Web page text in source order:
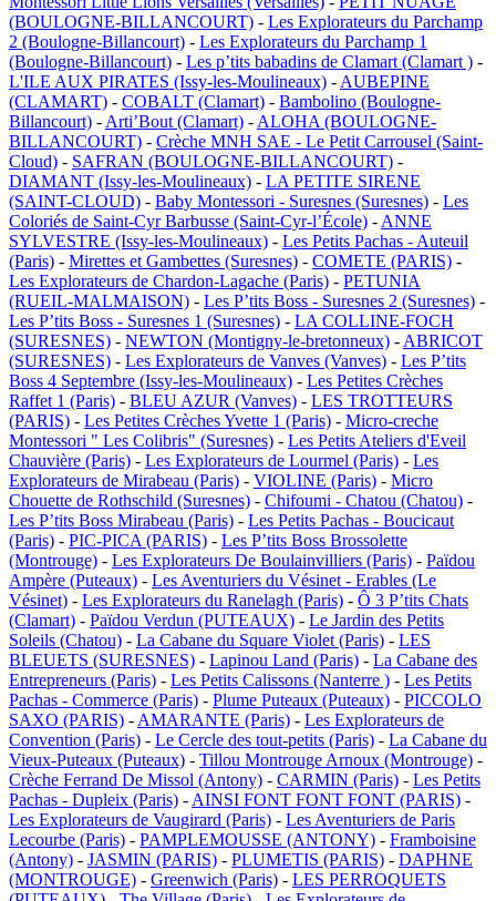
(BOULOGNE-BILLANCOURT) - Les Explorateurs du Parchamp
2 (Boulogne-Billancourt) - Les Explorateurs du Parchamp 1
(Boulogne-Billancourt) - Les p’tits babadins de Clamart (Clamart ) -
L'ILE AUX PIRATES (Issy-les-Moulineaux) - AUBEPINE
(CLAMART) - COBALT (Clamart) - Bambolino (Boulogne-
Billancourt) - Arti’Bout (Clamart) - ALOHA (BOULOGNE-
BILLANCOURT) - Crèche MNH SAE - Le Petit Carrousel (Saint-
Cloud) - SAFRAN (BOULOGNE-BILLANCOURT) -
DIAMANT (Issy-les-Moulineaux) - LA PETITE SIRENE
(SAINT-CLOUD) - Baby Montessori - Suresnes (Suresnes) - Les
Coloriés de Saint-Cyr Barbusse (Saint-Cyr-l’École) - ANNE
SYLVESTRE (Issy-les-Moulineaux) - Les Petits Pachas - Auteuil
(Paris) - Mirettes et Gambettes (Suresnes) - COMETE (PARIS) -
Les Explorateurs de Chardon-Lagache (Paris) - PETUNIA
(RUEIL-MALMAISON) - Les P’tits Boss - Suresnes 2 (Suresnes) -
Les P’tits Boss - Suresnes 1 (Suresnes) - LA COLLINE-FOCH
(SURESNES) - NEWTON (Montigny-le-bretonneux) - ABRICOT
(SURESNES) - Les Explorateurs de Vanves (Vanves) - Les P’tits
Boss 4 Septembre (Issy-les-Moulineaux) - Les Petites Crèches
Raffet 1 (Paris) - BLEU AZUR (Vanves) - LES TROTTEURS
(PARIS) - Les Petites Crèches Yvette 1 (Paris) - Micro-creche
Montessori " Les Colibris" (Suresnes) - Les Petits Ateliers d'Eveil
Chauvière (Paris) - Les Explorateurs de Lourmel (Paris) - Les
Explorateurs de Mirabeau (Paris) - VIOLINE (Paris) - Micro
Chouette de Rothschild (Suresnes) - Chifoumi - Chatou (Chatou) -
Les P’tits Boss Mirabeau (Paris) - Les Petits Pachas - Boucicaut
(Paris) - PIC-PICA (PARIS) - Les P’tits Boss Brossolette
(Montrouge) - Les Explorateurs De Boulainvilliers (Paris) - Païdou
Ampère (Puteaux) - Les Aventuriers du Vésinet - Erables (Le
Vésinet) - Les Explorateurs du Ranelagh (Paris) - Ô 3 P’tits Chats
(Clamart) - Païdou Verdun (PUTEAUX) - Le Jardin des Petits
Soleils (Chatou) - La Cabane du Square Violet (Paris) - LES
BLEUETS (SURESNES) - Lapinou Land (Paris) - La Cabane des
Entrepreneurs (Paris) - Les Petits Calissons (Nanterre ) - Les Petits
Pachas - Commerce (Paris) - Plume Puteaux (Puteaux) - PICCOLO
SAXO (PARIS) - AMARANTE (Paris) - Les Explorateurs de
Convention (Paris) - Le Cercle des tout-petits (Paris) - La Cabane du
Vieux-Puteaux (Puteaux) - Tillou Montrouge Arnoux (Montrouge) -
Crèche Ferrand De Missol (Antony) - CARMIN (Paris) - Les Petits
Pachas - Dupleix (Paris) - AINSI FONT FONT FONT (PARIS) -
Les Explorateurs de Vaugirard (Paris) - Les Aventuriers de Paris
Lecourbe (Paris) - PAMPLEMOUSSE (ANTONY) - Framboisine
(Antony) - JASMIN (PARIS) - PLUMETIS (PARIS) - DAPHNE
(MONTROUGE) - Greenwich (Paris) - LES PERROQUETS